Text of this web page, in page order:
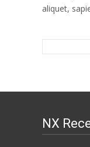
aliquet,
NX